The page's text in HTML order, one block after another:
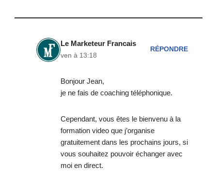
Le Marketeur Francais
ven à 13:18
RÉPONDRE
Bonjour Jean,
je ne fais de coaching téléphonique.
Cependant, vous êtes le bienvenu à la
formation video que j’organise
gratuitement dans les prochains jours, si
vous souhaitez pouvoir échanger avec
moi en direct.